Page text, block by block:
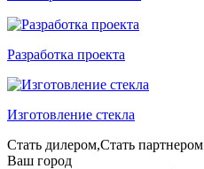
Разработка проекта
Изготовление стекла
Стать дилером,Стать партнером
Ваш город